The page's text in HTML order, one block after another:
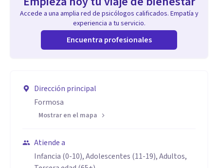
Accede a una amplia red de psicólogos calificados. Empatía y
experiencia a tu servicio.
Encuentra profesionales
Dirección principal
Formosa
Mostrar en el mapa
Atiende a
Infancia (0-10), Adolescentes (11-19), Adultos,